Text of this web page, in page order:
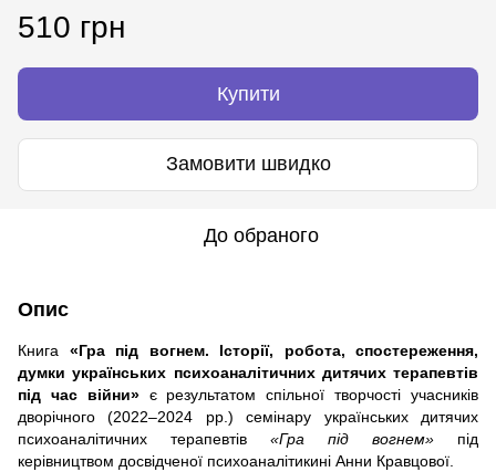
510 грн
Купити
Замовити швидко
До обраного
Опис
Книга «Гра під вогнем. Історії, робота, спостереження,
думки українських психоаналітичних дитячих терапевтів
під час війни»є результатом спільної творчості учасників
дворічного (2022–2024 рр.) семінару українських дитячих
психоаналітичних терапевтів «Гра під вогнем» під
керівництвом досвідченої психоаналітикині Анни Кравцової.